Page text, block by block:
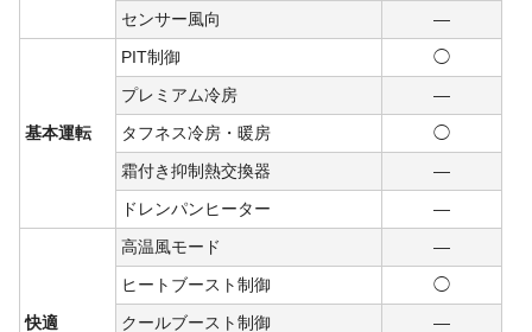
センサー風向
―
基本運転
PIT制御
◯
プレミアム冷房
―
タフネス冷房・暖房
◯
霜付き抑制熱交換器
―
ドレンパンヒーター
―
快適
高温風モード
―
ヒートブースト制御
◯
クールブースト制御
―